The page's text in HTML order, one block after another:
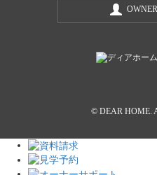
© DEAR HOME.